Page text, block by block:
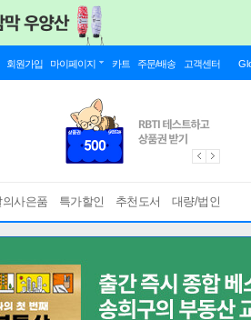
회원가입 마이페이지 카트 주문/배송 고객센터
의사은품 특가할인 추천도서 대량/법인